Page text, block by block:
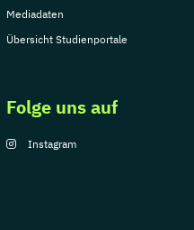
Mediadaten
Übersicht Studienportale
Folge uns auf
Instagram